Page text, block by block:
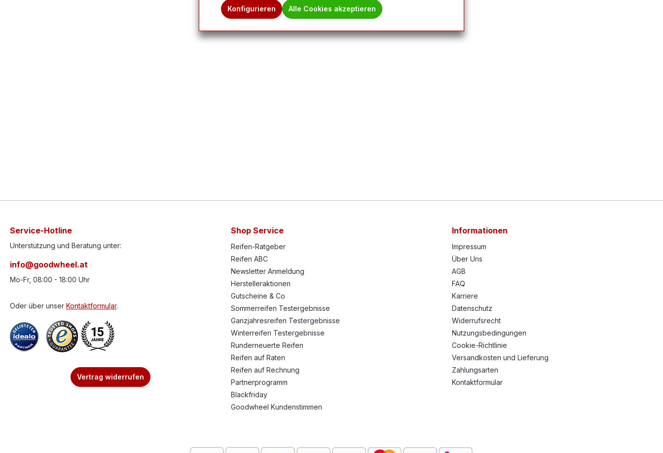
Service-Hotline
Unterstützung und Beratung unter:
info@goodwheel.at
Mo-Fr, 08:00 - 18:00 Uhr
Oder über unser Kontaktformular.
Vertrag widerrufen
Shop Service
Reifen-Ratgeber
Reifen ABC
Newsletter Anmeldung
Herstelleraktionen
Gutscheine & Co
Sommerreifen Testergebnisse
Ganzjahresreifen Testergebnisse
Winterreifen Testergebnisse
Runderneuerte Reifen
Reifen auf Raten
Reifen auf Rechnung
Partnerprogramm
Blackfriday
Goodwheel Kundenstimmen
Informationen
Impressum
Über Uns
AGB
FAQ
Karriere
Datenschutz
Widerrufsrecht
Nutzungsbedingungen
Cookie-Richtlinie
Versandkosten und Lieferung
Zahlungsarten
Kontaktformular
Konfigurieren Alle Cookies akzeptieren